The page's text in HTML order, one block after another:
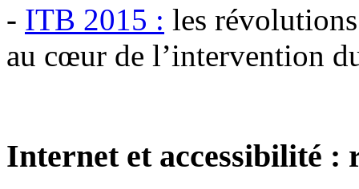
- ITB 2015 : les
au cœur de l’intervention
Internet et accessibilité :